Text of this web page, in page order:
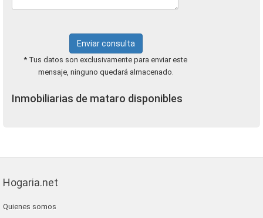
Enviar consulta
* Tus datos son exclusivamente para enviar este
mensaje, ninguno quedará almacenado.
Inmobiliarias de mataro disponibles
Hogaria.net
Quienes somos